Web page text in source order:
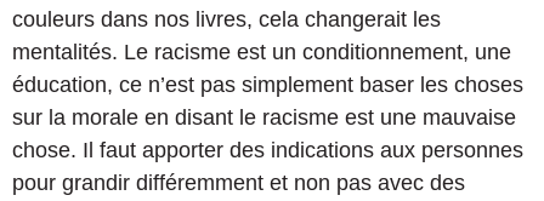
couleurs dans nos livres, cela changerait les
mentalités. Le racisme est un conditionnement, une
éducation, ce n’est pas simplement baser les choses
sur la morale en disant le racisme est une mauvaise
chose. Il faut apporter des indications aux personnes
pour grandir différemment et non pas avec des